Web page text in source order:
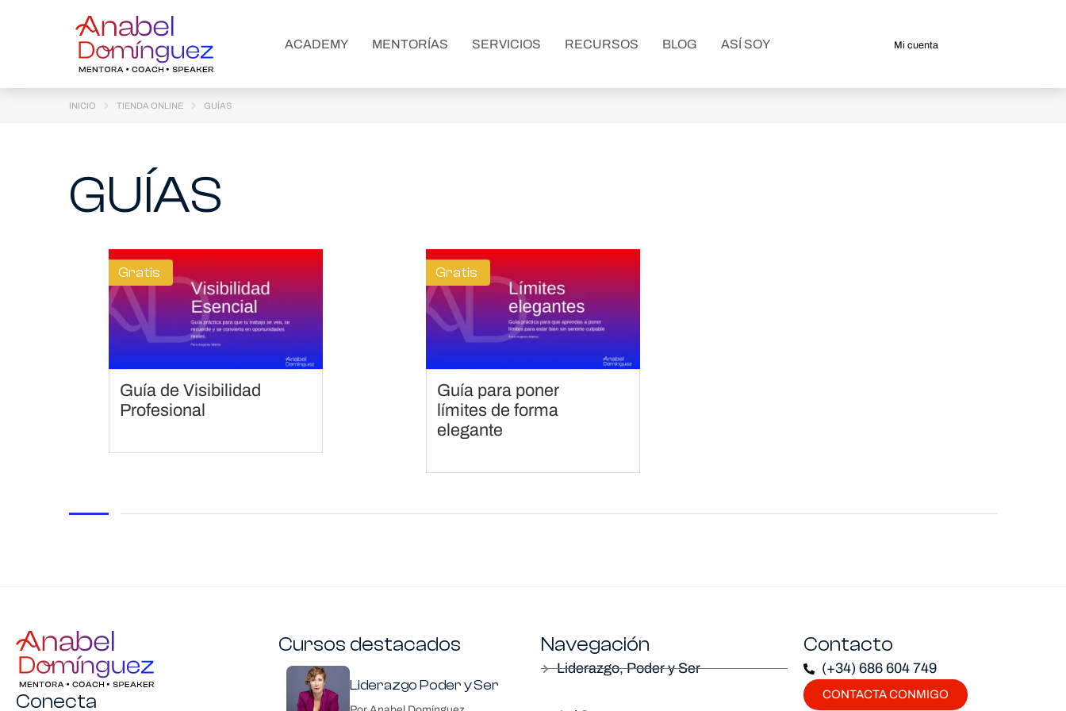
ACADEMY MENTORÍAS SERVICIOS RECURSOS BLOG ASÍ SOY Mi cuenta
INICIO TIENDA ONLINE GUÍAS
GUÍAS
Gratis
Guía de Visibilidad
Profesional
Gratis
Guía para poner
límites de forma
elegante
Conecta
Cursos destacados
Liderazgo Poder y Ser
Navegación
Liderazgo, Poder y Ser
Contacto
(+34) 686 604 749
CONTACTA CONMIGO